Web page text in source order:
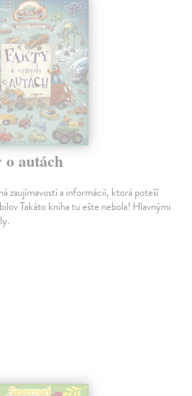
o autách
zaujímavostí a informácií, ktorá poteší
Takáto kniha tu ešte nebola! Hlavnými